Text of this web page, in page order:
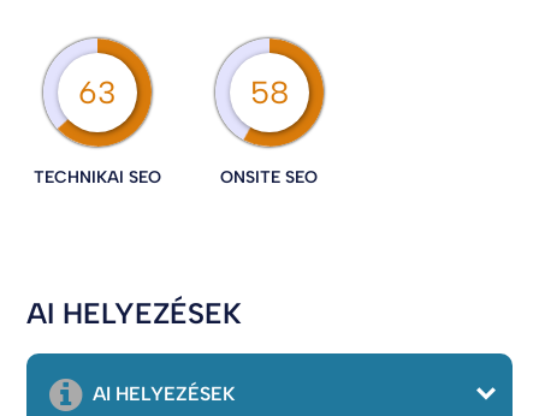
63
TECHNIKAI SEO
58
ONSITE SEO
AI HELYEZÉSEK
AI HELYEZÉSEK